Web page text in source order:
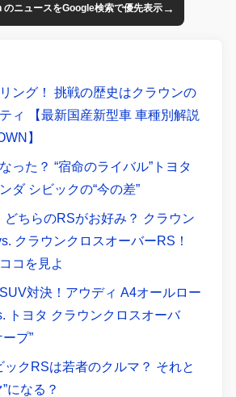
のニュースをGoogle検索で優先表示→
ング！ 挑戦の歴史はクラウンの
ィ 【最新国産新型車 車種別解説
】
った？ “宿命のライバル”トヨタ
ダ シビックの“今の差”
どちらのRSがお好み？ クラウン
クラウンクロスオーバーRS！
コを見よ
対決！アウディ A4オールロー
トヨタ クラウンクロスオーバ
プ”
ックRSは若者のクルマ？ それと
になる？